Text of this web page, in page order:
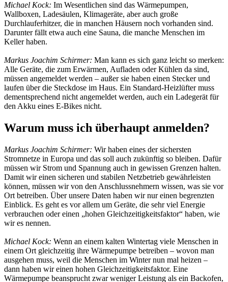
Michael Kock: Im Wesentlichen sind das Wärmepumpen,
Wallboxen, Ladesäulen, Klimageräte, aber auch große
Durchlauferhitzer, die in manchen Häusern noch vorhanden sind.
Darunter fällt etwa auch eine Sauna, die manche Menschen im
Keller haben.
Markus Joachim Schirmer: Man kann es sich ganz leicht so merken:
Alle Geräte, die zum Erwärmen, Aufladen oder Kühlen da sind,
müssen angemeldet werden – außer sie haben einen Stecker und
laufen über die Steckdose im Haus. Ein Standard-Heizlüfter muss
dementsprechend nicht angemeldet werden, auch ein Ladegerät für
den Akku eines E-Bikes nicht.
Warum muss ich überhaupt anmelden?
Markus Joachim Schirmer: Wir haben eines der sichersten
Stromnetze in Europa und das soll auch zukünftig so bleiben. Dafür
müssen wir Strom und Spannung auch in gewissen Grenzen halten.
Damit wir einen sicheren und stabilen Netzbetrieb gewährleisten
können, müssen wir von den Anschlussnehmern wissen, was sie vor
Ort betreiben. Über unsere Daten haben wir nur einen begrenzten
Einblick. Es geht es vor allem um Geräte, die sehr viel Energie
verbrauchen oder einen „hohen Gleichzeitigkeitsfaktor“ haben, wie
wir es nennen.
Michael Kock: Wenn an einem kalten Wintertag viele Menschen in
einem Ort gleichzeitig ihre Wärmepumpe betreiben – wovon man
ausgehen muss, weil die Menschen im Winter nun mal heizen –
dann haben wir einen hohen Gleichzeitigkeitsfaktor. Eine
Wärmepumpe beansprucht zwar weniger Leistung als ein Backofen,